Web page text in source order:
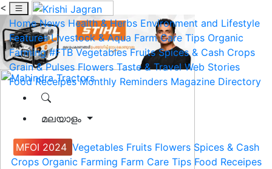
<
Home News Health & Herbs Environment and Lifestyle
Features Livestock & Aqua Farm Care Tips Organic
Farming #FTB Vegetables Fruits Spices & Cash Crops
Grain & Pulses Flowers Taste & Travel Web Stories
Food Receipes Monthly Reminders Magazine Directory
മലയാളം
MFOI 2024 Vegetables Fruits Flowers Spices & Cash
Crops Organic Farming Farm Care Tips Food Receipes